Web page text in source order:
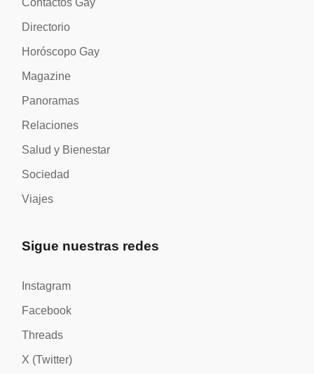
Contactos Gay
Directorio
Horóscopo Gay
Magazine
Panoramas
Relaciones
Salud y Bienestar
Sociedad
Viajes
Sigue nuestras redes
Instagram
Facebook
Threads
X (Twitter)